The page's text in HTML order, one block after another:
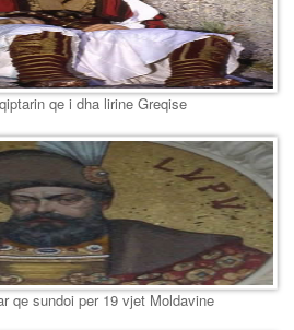
qe i dha lirine Greqise
qe sundoi per 19 vjet Moldavine